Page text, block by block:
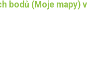
bodů (Moje mapy) v